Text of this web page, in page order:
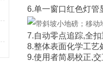
6.单一窗口红色灯管
7.自动零点追踪,全
8.整体表面化学工艺
9.使用者简易校正,